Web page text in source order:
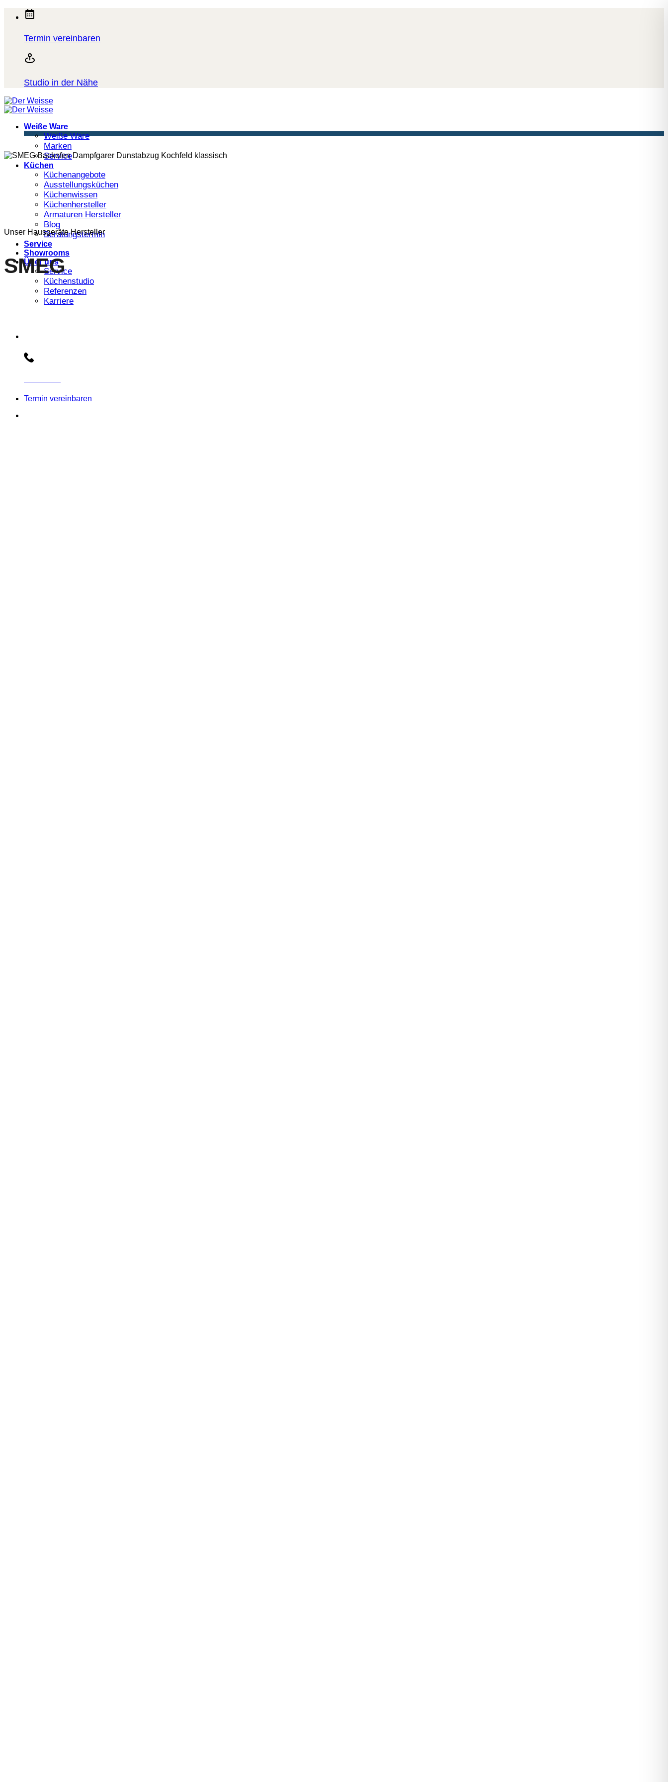
Inhalt
Termin vereinbaren
Studio in der Nähe
Weiße Ware
Weiße Ware
Marken
Service
Küchen
Küchenangebote
Ausstellungsküchen
Küchenwissen
Küchenhersteller
Armaturen Hersteller
Blog
Beratungstermin
Service
Showrooms
Über uns
Service
Küchenstudio
Referenzen
Karriere
Termin vereinbaren
Unser Hausgeräte Hersteller
SMEG